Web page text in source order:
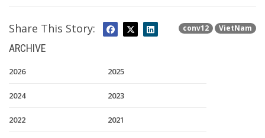
conv12 VietNam
Share This Story:
ARCHIVE
2026 2025
2024 2023
2022 2021